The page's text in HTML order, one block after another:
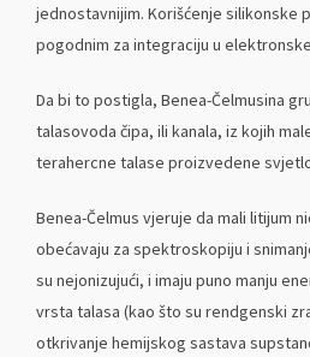
jednostavnijim. Korišćenje silikonske
pogodnim za integraciju u
Da bi to postigla, Benea-Čelmusina
talasovoda čipa, ili kanala, iz kojih
terahercne talase proizvedene
Benea-Čelmus vjeruje da mali litijum
obećavaju za spektroskopiju i
su nejonizujući, i imaju puno manju
vrsta talasa (kao što su rendgenski
otkrivanje hemijskog sastava